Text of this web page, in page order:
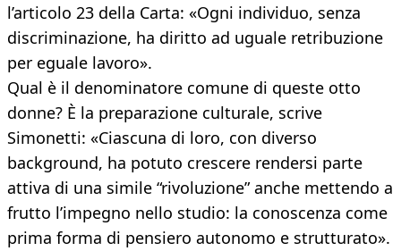
l’articolo 23 della Carta: «Ogni individuo, senza
discriminazione, ha diritto ad uguale retribuzione
per eguale lavoro».
Qual è il denominatore comune di queste otto
donne? È la preparazione culturale, scrive
Simonetti: «Ciascuna di loro, con diverso
background, ha potuto crescere rendersi parte
attiva di una simile “rivoluzione” anche mettendo a
frutto l’impegno nello studio: la conoscenza come
prima forma di pensiero autonomo e strutturato».